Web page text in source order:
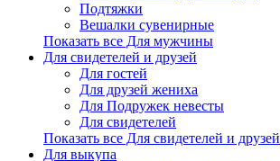
Подтяжки
Вешалки сувенирные
Показать все Для мужчины
Для свидетелей и друзей
Для гостей
Для друзей жениха
Для Подружек невесты
Для свидетелей
Показать все Для свидетелей и друзей
Для выкупа